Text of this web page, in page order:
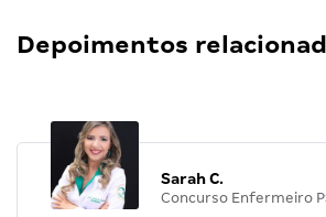
Depoimentos
Sarah C.
Concurso Enfermeiro